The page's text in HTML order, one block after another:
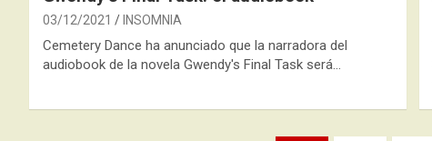
03/12/2021 INSOMNIA
Cemetery Dance ha anunciado que la narradora del
audiobook de la novela Gwendy's Final Task será…